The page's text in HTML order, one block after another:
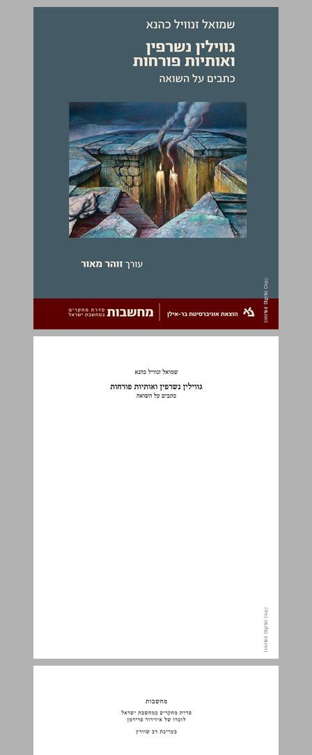
גווילין נשרפין ואותיות פורחות כתבים על השואה ... 0